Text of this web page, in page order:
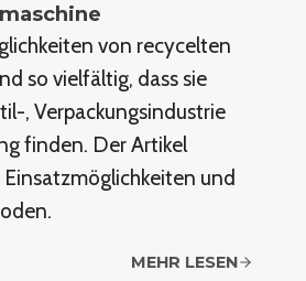
von recycelten
so vielfältig, dass sie
, Verpackungsindustrie
finden. Der Artikel
und
MEHR LESEN